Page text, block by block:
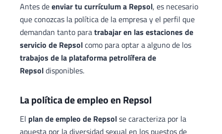
Antes deenviar tu currículum a Repsol, es necesario
que conozcas la política de la empresa y el perfil que
demandan tanto paratrabajar en las estaciones de
servicio de Repsolcomo para optar a alguno de los
trabajos de la plataforma petrolífera de
Repsoldisponibles.
La política de empleo en Repsol
El plan de empleo de Repsolse caracteriza por la